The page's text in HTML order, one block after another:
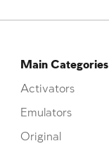
Main Categories
Activators
Emulators
Original